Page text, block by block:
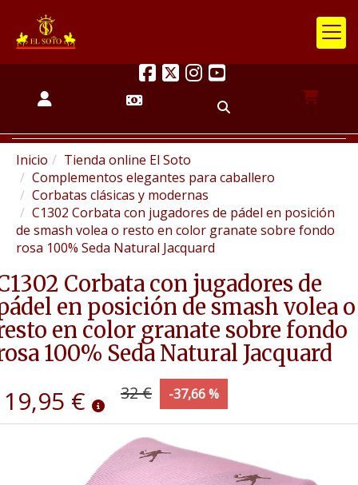
Inicio
Tienda online El Soto
Complementos elegantes para caballero
Corbatas clásicas y modernas
C1302 Corbata con jugadores de pádel en posición
de smash volea o resto en color granate sobre fondo
rosa 100% Seda Natural Jacquard
Corbata con jugadores de
en posición de smash volea o
en color granate sobre fondo
100% Seda Natural Jacquard
19,95 € 32 € -37,66 %